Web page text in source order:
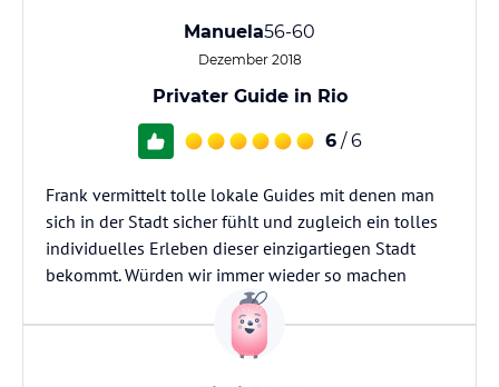
Manuela56-60
Dezember 2018
Privater Guide in Rio
6 / 6
Frank vermittelt tolle lokale Guides mit denen man
sich in der Stadt sicher fühlt und zugleich ein tolles
individuelles Erleben dieser einzigartiegen Stadt
bekommt. Würden wir immer wieder so machen